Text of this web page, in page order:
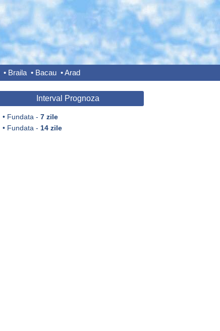
• Braila • Bacau •Arad
Interval Prognoza
• Fundata - 7 zile
• Fundata - 14 zile